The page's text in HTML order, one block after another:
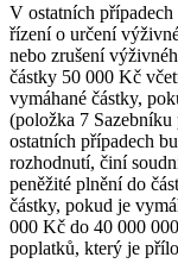
V ostatních
řízení o určení
nebo zrušení
částky 50 000 Kč
vymáhané částky,
(položka 7
ostatních případech
rozhodnutí, činí
peněžité plnění do
částky, pokud je
000 Kč do 40 000
poplatků, který je